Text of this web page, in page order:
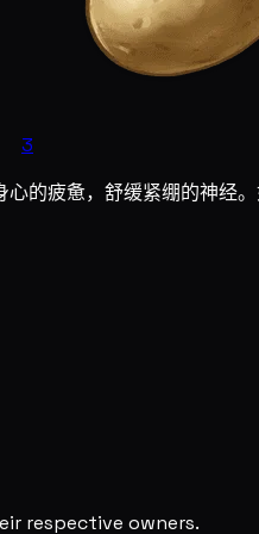
3
的疲惫，舒缓紧绷的神经
respective owners.